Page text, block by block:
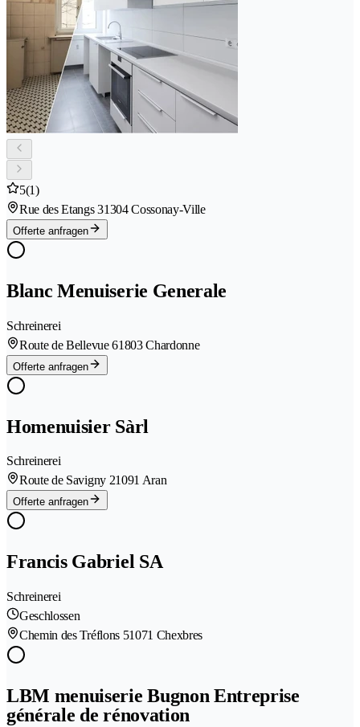
5(1)
Rue des Etangs 31304 Cossonay-Ville
Offerte anfragen
Blanc Menuiserie Generale
Schreinerei
Route de Bellevue 61803 Chardonne
Offerte anfragen
Homenuisier Sàrl
Schreinerei
Route de Savigny 21091 Aran
Offerte anfragen
Francis Gabriel SA
Schreinerei
Geschlossen
Chemin des Tréflons 51071 Chexbres
LBM menuiserie Bugnon Entreprise
générale de rénovation